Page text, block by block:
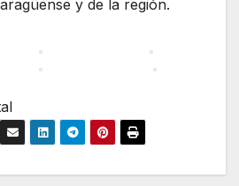
y de la región.